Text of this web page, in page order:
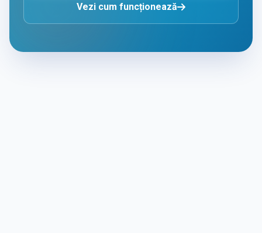
Vezi cum funcționează